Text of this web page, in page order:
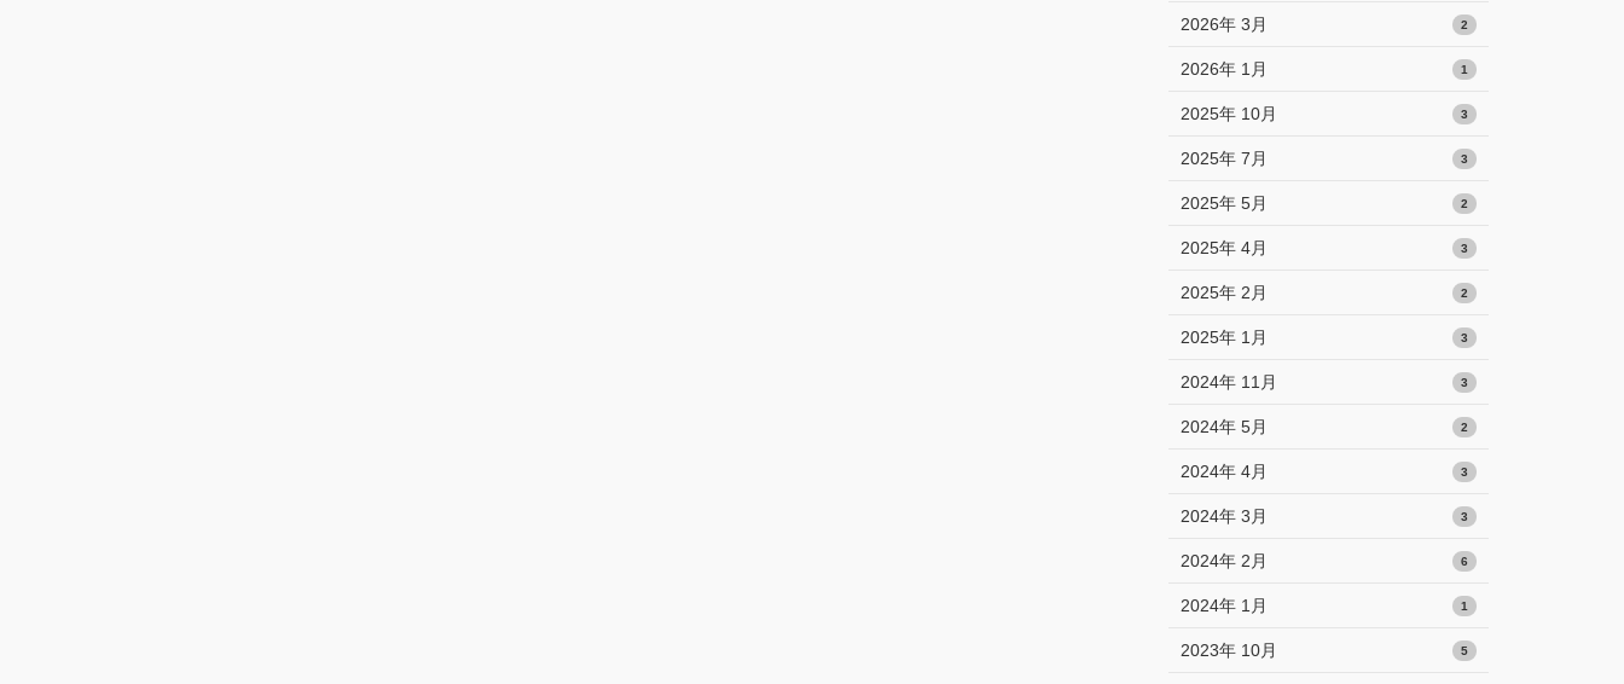
2026年 3月 2
2026年 1月 1
2025年 10月 3
2025年 7月 3
2025年 5月 2
2025年 4月 3
2025年 2月 2
2025年 1月 3
2024年 11月 3
2024年 5月 2
2024年 4月 3
2024年 3月 3
2024年 2月 6
2024年 1月 1
2023年 10月 5